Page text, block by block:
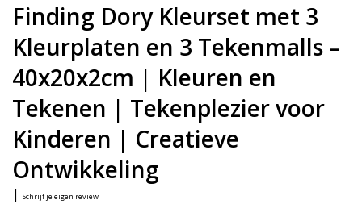
Finding Dory Kleurset met 3
Kleurplaten en 3 Tekenmalls –
40x20x2cm | Kleuren en
Tekenen | Tekenplezier voor
Kinderen | Creatieve
Ontwikkeling
| Schrijf je eigen review